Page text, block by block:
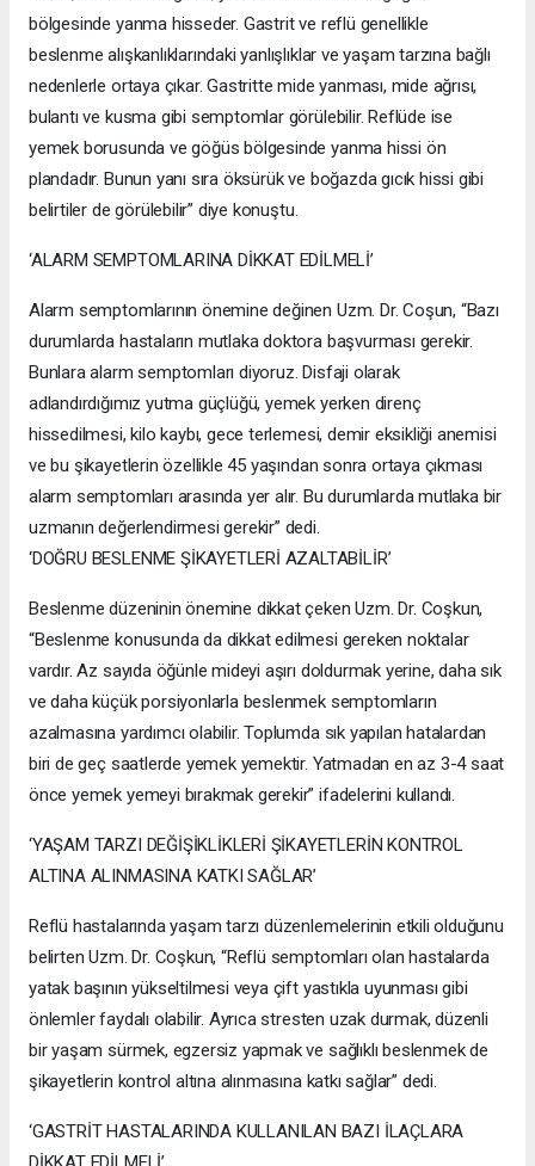
bölgesinde yanma hisseder. Gastrit ve reflü genellikle
beslenme alışkanlıklarındaki yanlışlıklar ve yaşam tarzına bağlı
nedenlerle ortaya çıkar. Gastritte mide yanması, mide ağrısı,
bulantı ve kusma gibi semptomlar görülebilir. Reflüde ise
yemek borusunda ve göğüs bölgesinde yanma hissi ön
plandadır. Bunun yanı sıra öksürük ve boğazda gıcık hissi gibi
belirtiler de görülebilir” diye konuştu.
‘ALARM SEMPTOMLARINA DİKKAT EDİLMELİ’
Alarm semptomlarının önemine değinen Uzm. Dr. Coşun, “Bazı
durumlarda hastaların mutlaka doktora başvurması gerekir.
Bunlara alarm semptomları diyoruz. Disfaji olarak
adlandırdığımız yutma güçlüğü, yemek yerken direnç
hissedilmesi, kilo kaybı, gece terlemesi, demir eksikliği anemisi
ve bu şikayetlerin özellikle 45 yaşından sonra ortaya çıkması
alarm semptomları arasında yer alır. Bu durumlarda mutlaka bir
uzmanın değerlendirmesi gerekir” dedi.
‘DOĞRU BESLENME ŞİKAYETLERİ AZALTABİLİR’
Beslenme düzeninin önemine dikkat çeken Uzm. Dr. Coşkun,
“Beslenme konusunda da dikkat edilmesi gereken noktalar
vardır. Az sayıda öğünle mideyi aşırı doldurmak yerine, daha sık
ve daha küçük porsiyonlarla beslenmek semptomların
azalmasına yardımcı olabilir. Toplumda sık yapılan hatalardan
biri de geç saatlerde yemek yemektir. Yatmadan en az 3-4 saat
önce yemek yemeyi bırakmak gerekir” ifadelerini kullandı.
‘YAŞAM TARZI DEĞİŞİKLİKLERİ ŞİKAYETLERİN KONTROL
ALTINA ALINMASINA KATKI SAĞLAR’
Reflü hastalarında yaşam tarzı düzenlemelerinin etkili olduğunu
belirten Uzm. Dr. Coşkun, “Reflü semptomları olan hastalarda
yatak başının yükseltilmesi veya çift yastıkla uyunması gibi
önlemler faydalı olabilir. Ayrıca stresten uzak durmak, düzenli
bir yaşam sürmek, egzersiz yapmak ve sağlıklı beslenmek de
şikayetlerin kontrol altına alınmasına katkı sağlar” dedi.
‘GASTRİT HASTALARINDA KULLANILAN BAZI İLAÇLARA